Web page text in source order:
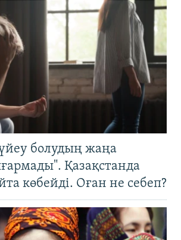
болудың жаңа
Қазақстанда
көбейді. Оған не себеп?